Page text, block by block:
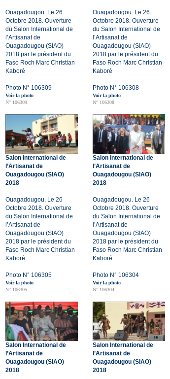
Ouagadougou. Le 26
Octobre 2018. Ouverture
du Salon International de
l’Artisanat de
Ouagadougou (SIAO)
2018 par le président du
Faso Roch Marc Christian
Kaboré
Photo N° 106309
Voir la photo
N° 106309
Ouagadougou. Le 26
Octobre 2018. Ouverture
du Salon International de
l’Artisanat de
Ouagadougou (SIAO)
2018 par le président du
Faso Roch Marc Christian
Kaboré
Photo N° 106308
Voir la photo
N° 106308
Salon International de
l’Artisanat de
Ouagadougou (SIAO)
2018
Ouagadougou. Le 26
Octobre 2018. Ouverture
du Salon International de
l’Artisanat de
Ouagadougou (SIAO)
2018 par le président du
Faso Roch Marc Christian
Kaboré
Photo N° 106305
Voir la photo
N° 106305
Salon International de
l’Artisanat de
Ouagadougou (SIAO)
2018
Ouagadougou. Le 26
Octobre 2018. Ouverture
du Salon International de
l’Artisanat de
Ouagadougou (SIAO)
2018 par le président du
Faso Roch Marc Christian
Kaboré
Photo N° 106304
Voir la photo
N° 106304
Salon International de
l’Artisanat de
Ouagadougou (SIAO)
2018
Salon International de
l’Artisanat de
Ouagadougou (SIAO)
2018